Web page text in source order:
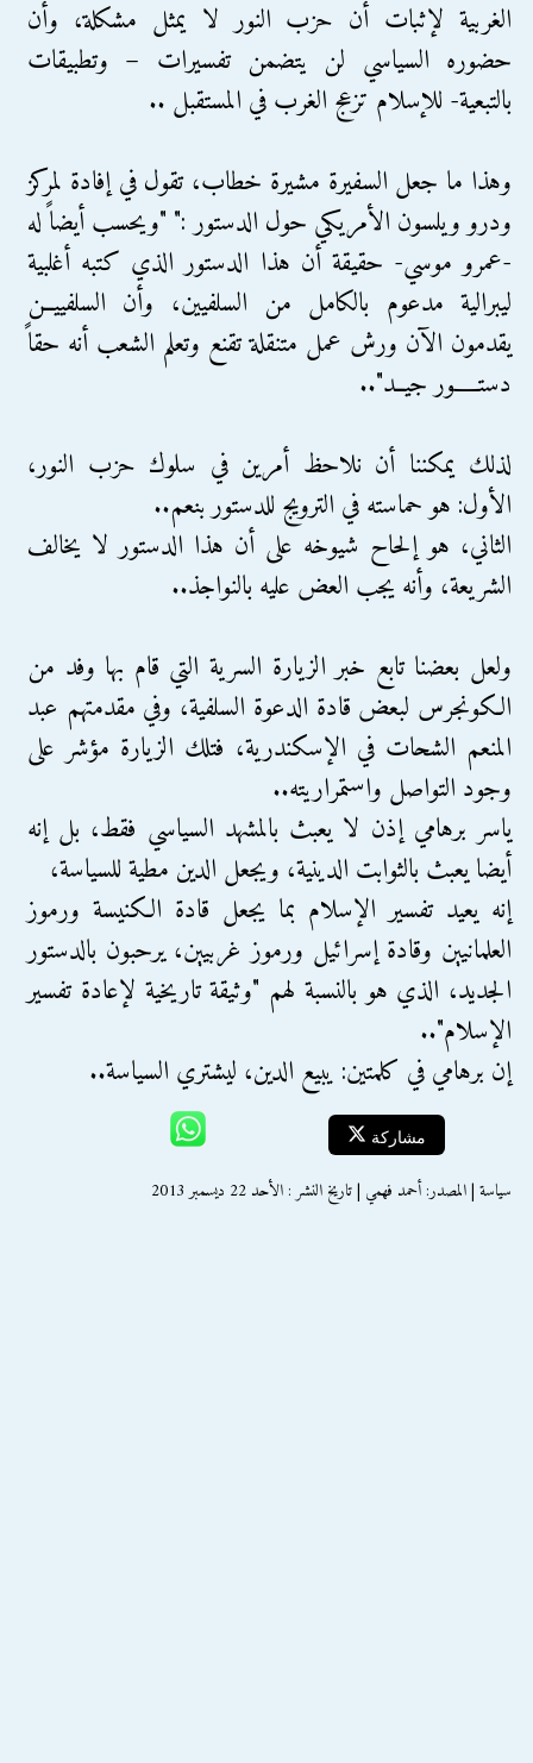
الغربية لإثبات أن حزب النور لا يمثل مشكلة، وأن
حضوره السياسي لن يتضمن تفسيرات – وتطبيقات
بالتبعية- للإسلام تزعج الغرب في المستقبل ..
وهذا ما جعل السفيرة مشيرة خطاب، تقول في إفادة لمركز
ودرو ويلسون الأمريكي حول الدستور :" "ويحسب أيضاً له
-عمرو موسي- حقيقة أن هذا الدستور الذي كتبه أغلبية
ليبرالية مدعوم بالكامل من السلفيين، وأن السلفييــن
يقدمون الآن ورش عمل متنقلة تقنع وتعلم الشعب أنه حقاً
دستـــــور جيــد"..
لذلك يمكننا أن نلاحظ أمرين في سلوك حزب النور،
الأول: هو حماسته في الترويج للدستور بنعم..
الثاني، هو إلحاح شيوخه على أن هذا الدستور لا يخالف
الشريعة، وأنه يجب العض عليه بالنواجذ..
ولعل بعضنا تابع خبر الزيارة السرية التي قام بها وفد من
الكونجرس لبعض قادة الدعوة السلفية، وفي مقدمتهم عبد
المنعم الشحات في الإسكندرية، فتلك الزيارة مؤشر على
وجود التواصل واستمراريته..
ياسر برهامي إذن لا يعبث بالمشهد السياسي فقط، بل إنه
أيضا يعبث بالثوابت الدينية، ويجعل الدين مطية للسياسة،
إنه يعيد تفسير الإسلام بما يجعل قادة الكنيسة ورموز
العلمانيين وقادة إسرائيل ورموز غربيين، يرحبون بالدستور
الجديد، الذي هو بالنسبة لهم "وثيقة تاريخية لإعادة تفسير
الإسلام"..
إن برهامي في كلمتين: يبيع الدين، ليشتري السياسة..
مشاركة
سياسة | المصدر: أحمد فهمي | تاريخ النشر : الأحد 22 ديسمبر 2013